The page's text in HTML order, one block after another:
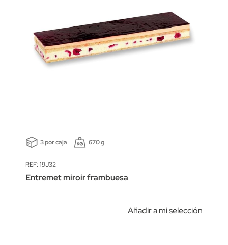
3 por caja 670 g
REF: 19J32
Entremet miroir frambuesa
Añadir a mi selección